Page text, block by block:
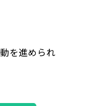
を進められ